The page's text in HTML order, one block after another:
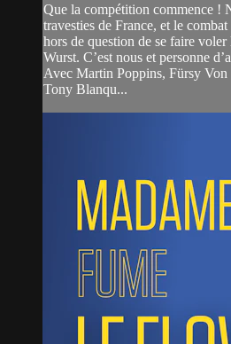
Que la compétition commence !
travesties de France, et le
hors de question de se faire
Wurst. C’est nous et personne
Avec Martin Poppins, Fürsy
Tony Blanqu...